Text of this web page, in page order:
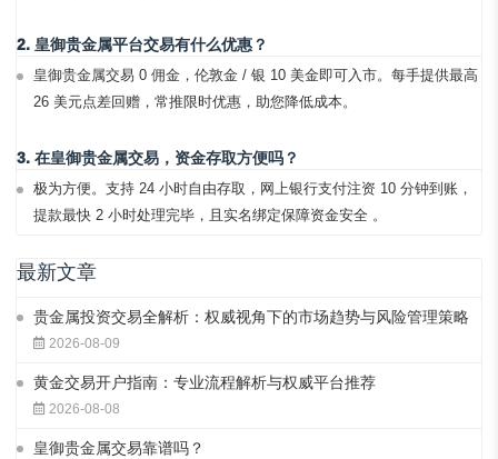
2. 皇御贵金属平台交易有什么优惠？
皇御贵金属交易 0 佣金，伦敦金 / 银 10 美金即可入市。每手提供最高
26 美元点差回赠，常推限时优惠，助您降低成本。
3. 在皇御贵金属交易，资金存取方便吗？
极为方便。支持 24 小时自由存取，网上银行支付注资 10 分钟到账，
提款最快 2 小时处理完毕，且实名绑定保障资金安全 。
最新文章
贵金属投资交易全解析：权威视角下的市场趋势与风险管理策略
2026-08-09
黄金交易开户指南：专业流程解析与权威平台推荐
2026-08-08
皇御贵金属交易靠谱吗？